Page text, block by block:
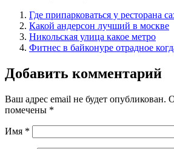
Где припарковаться у ресторана
Какой андерсон лучший в москве
Никольская улица какое метро
Фитнес в байконуре отрадное
Добавить комментарий
Ваш адрес email не будет опубликован.
помечены *
Имя *